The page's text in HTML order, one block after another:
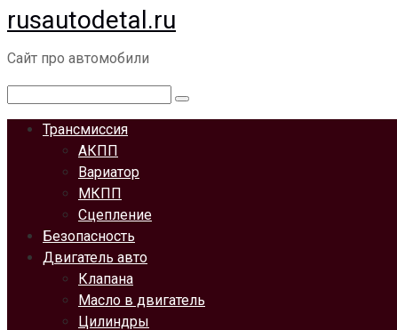
Перейти
к
контенту
rusautodetal.ru
Сайт про автомобили
Трансмиссия
АКПП
Вариатор
МКПП
Сцепление
Безопасность
Двигатель авто
Клапана
Масло в двигатель
Цилиндры